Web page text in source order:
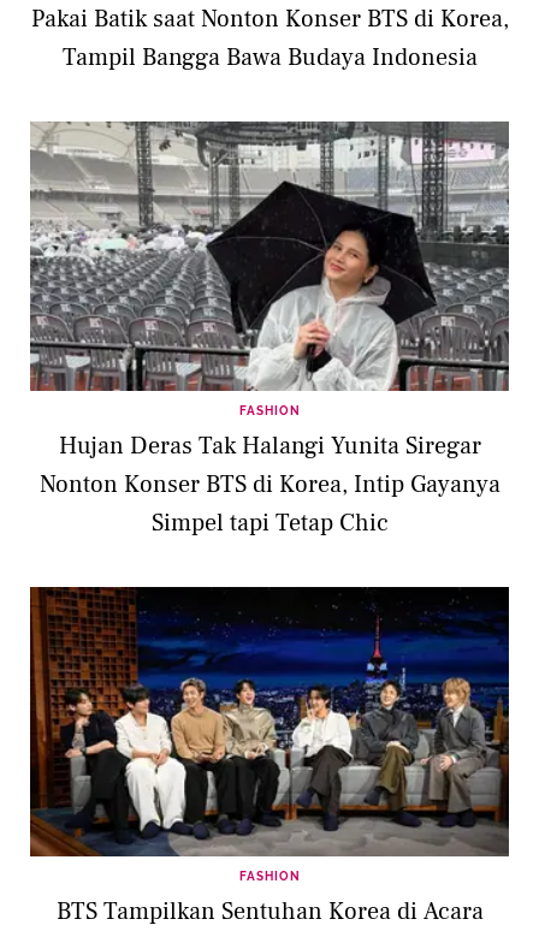
Pakai Batik saat Nonton Konser BTS di Korea,
Tampil Bangga Bawa Budaya Indonesia
FASHION
Hujan Deras Tak Halangi Yunita Siregar
Nonton Konser BTS di Korea, Intip Gayanya
Simpel tapi Tetap Chic
FASHION
BTS Tampilkan Sentuhan Korea di Acara